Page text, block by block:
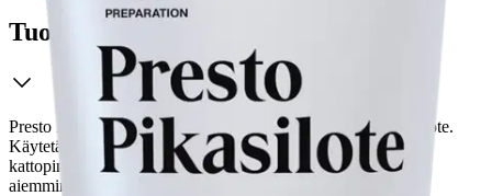
Tuotekuvaus
Presto Pikasilote on nopeasti kuivuva, vesiohenteinen pikasilote.
Käytetään naarmujen paikkaukseen ja viimeistelyyn seinä- ja
kattopinnoilla kuivissa sisätiloissa. Soveltuu sekä uusille että
aiemmin maalatuille pinnoille.